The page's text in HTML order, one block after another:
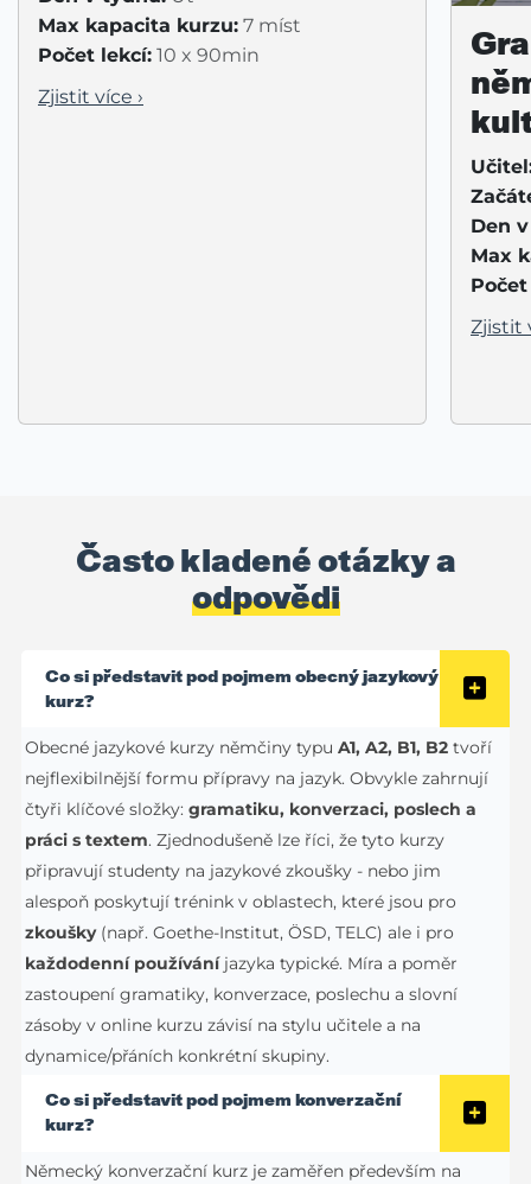
Max kapacita kurzu: 7 míst
Počet lekcí: 10 x 90min
Zjistit více ›
Den
Max
Zjistit
Často kladené otázky a
odpovědi
Co si představit pod pojmem obecný jazykový
kurz?
Obecné jazykové kurzy němčiny typuA1, A2, B1, B2 tvoří
nejflexibilnější formu přípravy na jazyk. Obvykle zahrnují
čtyři klíčové složky:gramatiku, konverzaci, poslech a
práci s textem. Zjednodušeně lze říci, že tyto kurzy
připravují studenty na jazykové zkoušky - nebo jim
alespoň poskytují trénink v oblastech, které jsou pro
zkoušky(např. Goethe-Institut, ÖSD, TELC) ale i pro
každodenní používáníjazyka typické. Míra a poměr
zastoupení gramatiky, konverzace, poslechu a slovní
zásoby v online kurzu závisí na stylu učitele a na
dynamice/přáních konkrétní skupiny.
Co si představit pod pojmem konverzační
kurz?
Německý konverzační kurz je zaměřen především na